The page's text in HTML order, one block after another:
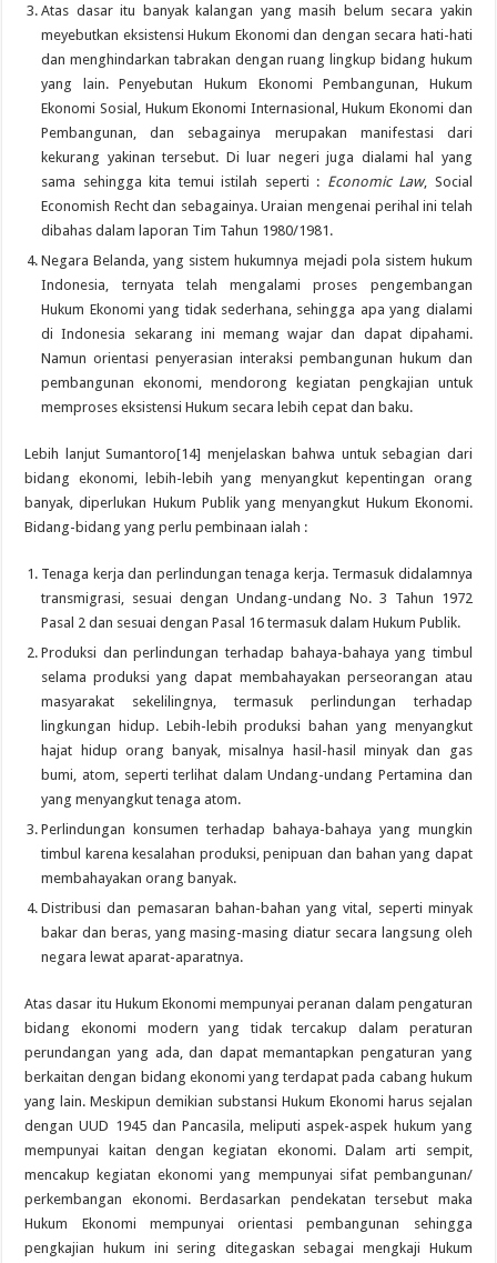
Atas dasar itu banyak kalangan yang masih belum secara yakin
meyebutkan eksistensi Hukum Ekonomi dan dengan secara hati-hati
dan menghindarkan tabrakan dengan ruang lingkup bidang hukum
yang lain. Penyebutan Hukum Ekonomi Pembangunan, Hukum
Ekonomi Sosial, Hukum Ekonomi Internasional, Hukum Ekonomi dan
Pembangunan, dan sebagainya merupakan manifestasi dari
kekurang yakinan tersebut. Di luar negeri juga dialami hal yang
sama sehingga kita temui istilah seperti : Economic Law, Social
Economish Recht dan sebagainya. Uraian mengenai perihal ini telah
dibahas dalam laporan Tim Tahun 1980/1981.
Negara Belanda, yang sistem hukumnya mejadi pola sistem hukum
Indonesia, ternyata telah mengalami proses pengembangan
Hukum Ekonomi yang tidak sederhana, sehingga apa yang dialami
di Indonesia sekarang ini memang wajar dan dapat dipahami.
Namun orientasi penyerasian interaksi pembangunan hukum dan
pembangunan ekonomi, mendorong kegiatan pengkajian untuk
memproses eksistensi Hukum secara lebih cepat dan baku.
Lebih lanjut Sumantoro[14] menjelaskan bahwa untuk sebagian dari
bidang ekonomi, lebih-lebih yang menyangkut kepentingan orang
banyak, diperlukan Hukum Publik yang menyangkut Hukum Ekonomi.
Bidang-bidang yang perlu pembinaan ialah :
Tenaga kerja dan perlindungan tenaga kerja. Termasuk didalamnya
transmigrasi, sesuai dengan Undang-undang No. 3 Tahun 1972
Pasal 2 dan sesuai dengan Pasal 16 termasuk dalam Hukum Publik.
Produksi dan perlindungan terhadap bahaya-bahaya yang timbul
selama produksi yang dapat membahayakan perseorangan atau
masyarakat sekelilingnya, termasuk perlindungan terhadap
lingkungan hidup. Lebih-lebih produksi bahan yang menyangkut
hajat hidup orang banyak, misalnya hasil-hasil minyak dan gas
bumi, atom, seperti terlihat dalam Undang-undang Pertamina dan
yang menyangkut tenaga atom.
Perlindungan konsumen terhadap bahaya-bahaya yang mungkin
timbul karena kesalahan produksi, penipuan dan bahan yang dapat
membahayakan orang banyak.
Distribusi dan pemasaran bahan-bahan yang vital, seperti minyak
bakar dan beras, yang masing-masing diatur secara langsung oleh
negara lewat aparat-aparatnya.
Atas dasar itu Hukum Ekonomi mempunyai peranan dalam pengaturan
bidang ekonomi modern yang tidak tercakup dalam peraturan
perundangan yang ada, dan dapat memantapkan pengaturan yang
berkaitan dengan bidang ekonomi yang terdapat pada cabang hukum
yang lain. Meskipun demikian substansi Hukum Ekonomi harus sejalan
dengan UUD 1945 dan Pancasila, meliputi aspek-aspek hukum yang
mempunyai kaitan dengan kegiatan ekonomi. Dalam arti sempit,
mencakup kegiatan ekonomi yang mempunyai sifat pembangunan/
perkembangan ekonomi. Berdasarkan pendekatan tersebut maka
Hukum Ekonomi mempunyai orientasi pembangunan sehingga
pengkajian hukum ini sering ditegaskan sebagai mengkaji Hukum